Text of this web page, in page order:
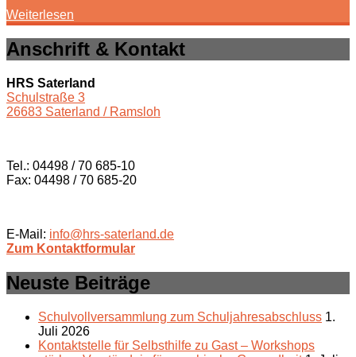
Weiterlesen
Anschrift & Kontakt
HRS Saterland
Schulstraße 3
26683 Saterland / Ramsloh
Tel.: 04498 / 70 685-10
Fax: 04498 / 70 685-20
E-Mail: info@hrs-saterland.de
Zum Kontaktformular
Neuste Beiträge
Schulvollversammlung zum Schuljahresabschluss 1.
Juli 2026
Kontaktstelle für Selbsthilfe zu Gast – Workshops